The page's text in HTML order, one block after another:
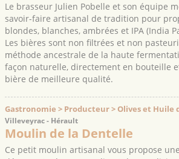
Le brasseur Julien Pobelle et son équipe
savoir-faire artisanal de tradition pour
blondes, blanches, ambrées et IPA (India
Les bières sont non filtrées et non
méthode ancestrale de la haute
façon naturelle, directement en bouteille
bière de meilleure qualité.
Gastronomie > Producteur > Olives et Huile
Villeveyrac - Hérault
Moulin de la Dentelle
Ce petit moulin artisanal vous propose